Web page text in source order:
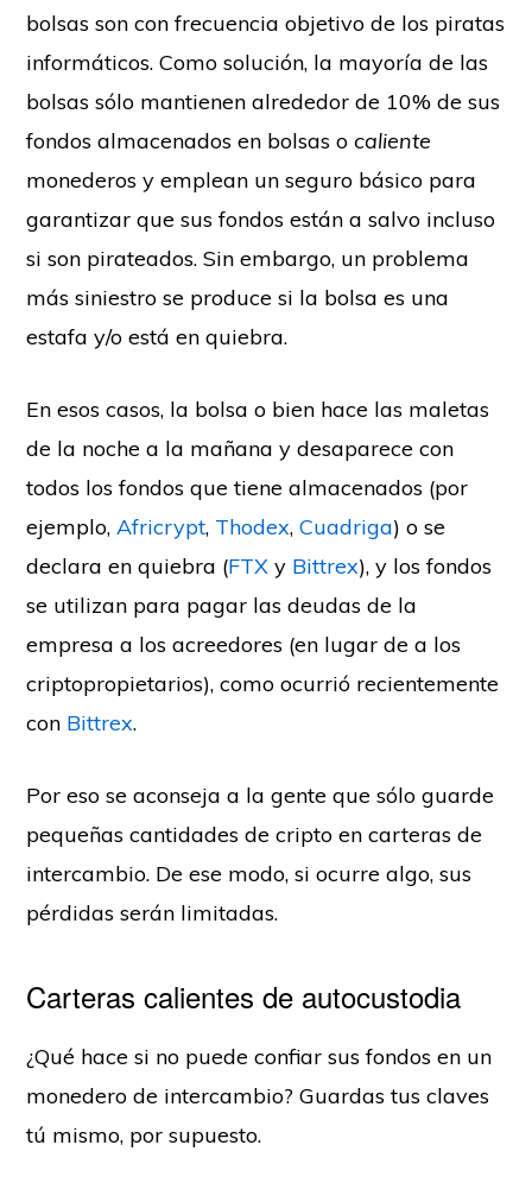
bolsas son con frecuencia objetivo de los piratas
informáticos. Como solución, la mayoría de las
bolsas sólo mantienen alrededor de 10% de sus
fondos almacenados en bolsas ocaliente
monederos y emplean un seguro básico para
garantizar que sus fondos están a salvo incluso
si son pirateados. Sin embargo, un problema
más siniestro se produce si la bolsa es una
estafa y/o está en quiebra.
En esos casos, la bolsa o bien hace las maletas
de la noche a la mañana y desaparece con
todos los fondos que tiene almacenados (por
ejemplo,Africrypt, Thodex,Cuadriga) o se
declara en quiebra (FTX y Bittrex), y los fondos
se utilizan para pagar las deudas de la
empresa a los acreedores (en lugar de a los
criptopropietarios), como ocurrió recientemente
con Bittrex.
Por eso se aconseja a la gente que sólo guarde
pequeñas cantidades de cripto en carteras de
intercambio. De ese modo, si ocurre algo, sus
pérdidas serán limitadas.
Carteras calientes de autocustodia
¿Qué hace si no puede confiar sus fondos en un
monedero de intercambio? Guardas tus claves
tú mismo, por supuesto.